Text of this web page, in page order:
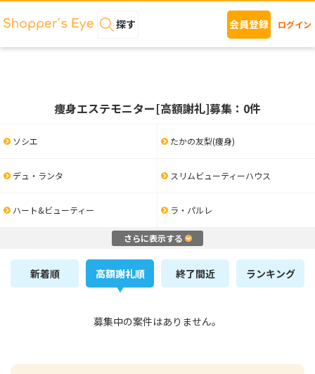
探す 会員登録 ログイン
痩身エステモニター[高額謝礼]募集：0件
ソシエ たかの友梨(痩身)
デュ・ランタ スリムビューティーハウス
ハート&ビューティー ラ・パルレ
さらに表示する
新着順 高額謝礼順 終了間近 ランキング
募集中の案件はありません。